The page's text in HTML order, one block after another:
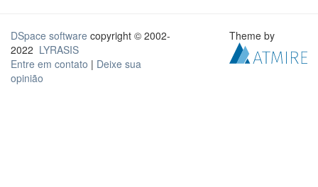
DSpace software copyright © 2002-
2022 LYRASIS
Entre em contato | Deixe sua
opinião
Theme by